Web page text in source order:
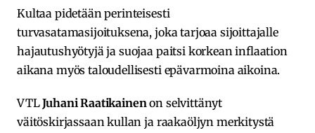
Kultaa pidetään perinteisesti
turvasatamasijoituksena, joka tarjoaa sijoittajalle
hajautushyötyjä ja suojaa paitsi korkean inflaation
aikana myös taloudellisesti epävarmoina aikoina.
VTLJuhani Raatikainenon selvittänyt
väitöskirjassaan kullan ja raakaöljyn merkitystä